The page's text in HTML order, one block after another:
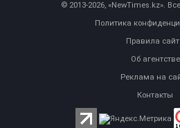
© 2013-2026, «NewTimes.kz».
Политика
Правила
Об агентстве
Реклама на
Контакты